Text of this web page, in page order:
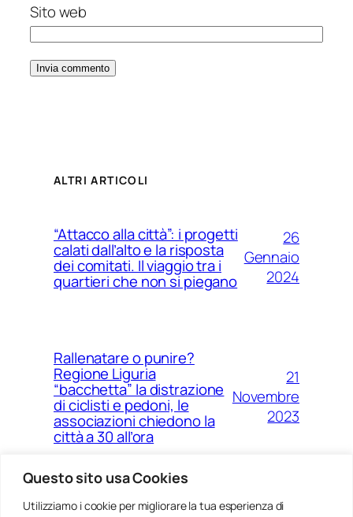
Questo sito usa Cookies
Utilizziamo i cookie per migliorare la tua esperienza di
Sito web
ALTRI ARTICOLI
“Attacco alla città”: i progetti
calati dall’alto e la risposta
dei comitati. Il viaggio tra i
quartieri che non si piegano
26
Gennaio
2024
Rallenatare o punire?
Regione Liguria
“bacchetta” la distrazione
di ciclisti e pedoni, le
associazioni chiedono la
città a 30 all’ora
21
Novembre
2023
Ponte Morandi e quell’anno